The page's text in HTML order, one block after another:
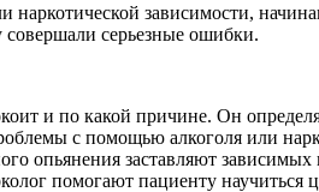
зависимости,
серьезные ошибки.
и по какой причине. Он
с помощью алкоголя или
опьянения заставляют
помогают пациенту научиться